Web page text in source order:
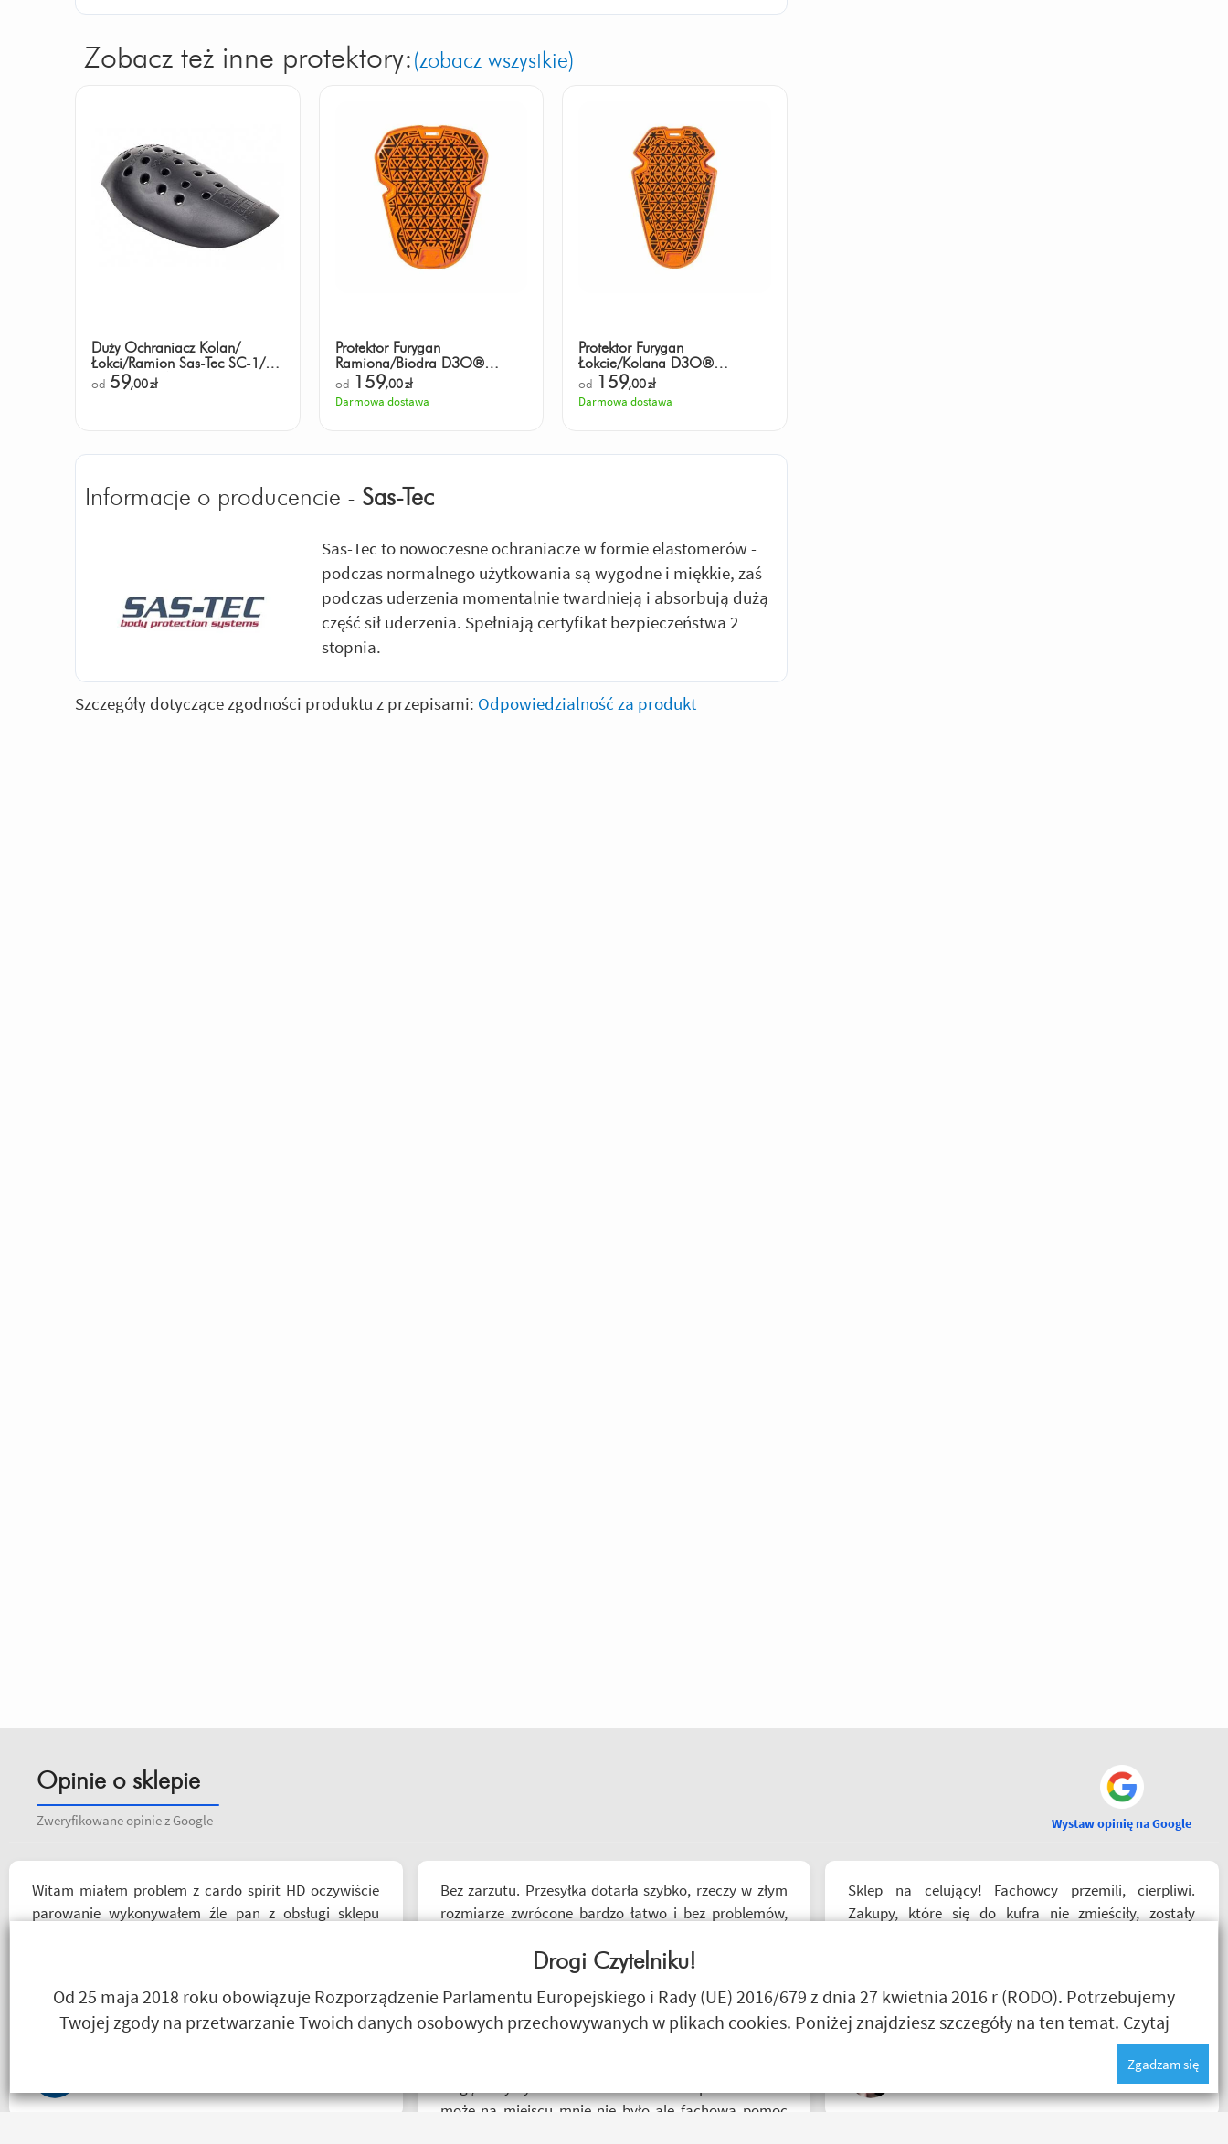
Zobacz też inne protektory: (zobacz wszystkie)
Duży Ochraniacz Kolan/
Łokci/Ramion Sas-Tec SC-1/02
Level 2 (2szt)
od 59,00zł
Protektor Furygan
Ramiona/Biodra D3O®
GHOST™ L2
od 159,00zł
Darmowa dostawa
Protektor Furygan
Łokcie/Kolana D3O®
GHOST™ L2
od 159,00zł
Darmowa dostawa
Informacje o producencie - Sas-Tec
Sas-Tec to nowoczesne ochraniacze w formie elastomerów -
podczas normalnego użytkowania są wygodne i miękkie, zaś
podczas uderzenia momentalnie twardnieją i absorbują dużą
część sił uderzenia. Spełniają certyfikat bezpieczeństwa 2
stopnia.
Szczegóły dotyczące zgodności produktu z przepisami: Odpowiedzialność za produkt
Opinie o sklepie
Zweryfikowane opinie z Google Wystaw opinię na Google
Witam miałem problem z cardo spirit HD oczywiście
parowanie wykonywałem źle pan z obsługi sklepu
kurteczki na lato bardzo była mi potrzebna w takie
upały,LWG
Bez zarzutu. Przesyłka dotarła szybko, rzeczy w złym
rozmiarze zwrócone bardzo łatwo i bez problemów,
razu w kilku rozmiarach i zwrócić te nieodpowiednie,
I3laszka
może na miejscu mnie nie było ale fachowa pomoc
Sklep na celujący! Fachowcy przemili, cierpliwi.
Zakupy, które się do kufra nie zmieściły, zostały
Polecam z całego serca!
Drogi Czytelniku!
Od 25 maja 2018 roku obowiązuje Rozporządzenie Parlamentu Europejskiego i Rady (UE) 2016/679 z dnia 27 kwietnia 2016 r (RODO). Potrzebujemy
Twojej zgody na przetwarzanie Twoich danych osobowych przechowywanych w plikach cookies. Poniżej znajdziesz szczegóły na ten temat. Czytaj
Zgadzam się